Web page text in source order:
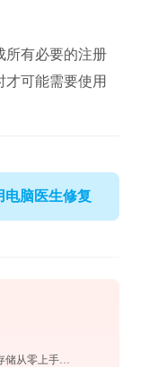
所有必要的注册
可能需要使用
电脑医生修复
阿里云盘下载与使用教程：不限速云存储从零上手全指南